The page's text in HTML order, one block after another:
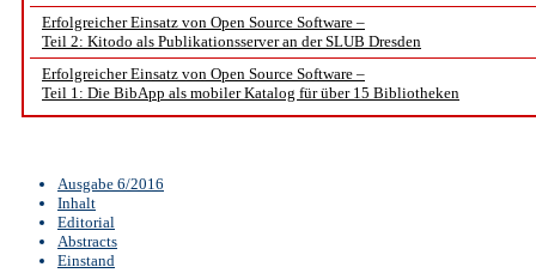
Erfolgreicher Einsatz von Open Source Software –
Teil 2: Kitodo als Publikationsserver an der SLUB Dresden
Erfolgreicher Einsatz von Open Source Software –
Teil 1: Die BibApp als mobiler Katalog für über 15 Bibliotheken
Ausgabe 6/2016
Inhalt
Editorial
Abstracts
Einstand